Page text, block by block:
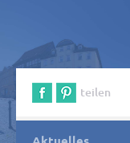
teilen